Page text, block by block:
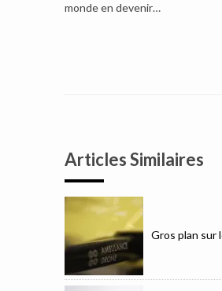
monde en devenir…
Articles Similaires
Gros plan sur